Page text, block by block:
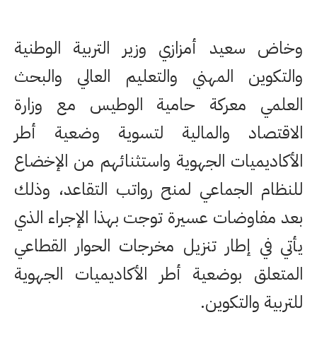
وخاض سعيد أمزازي وزير التربية الوطنية
والتكوين المهني والتعليم العالي والبحث
العلمي معركة حامية الوطيس مع وزارة
الاقتصاد والمالية لتسوية وضعية أطر
الأكاديميات الجهوية واستثنائهم من الإخضاع
للنظام الجماعي لمنح رواتب التقاعد، وذلك
بعد مفاوضات عسيرة توجت بهذا الإجراء الذي
يأتي في إطار تنزيل مخرجات الحوار القطاعي
المتعلق بوضعية أطر الأكاديميات الجهوية
للتربية والتكوين.